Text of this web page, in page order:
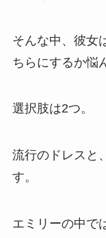
そんな中、彼女
ちらにするか悩
選択肢は2つ。
流行のドレスと
す。
エミリーの中で